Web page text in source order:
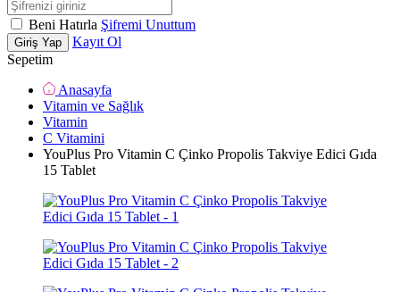
Beni Hatırla Şifremi Unuttum
Giriş Yap
Kayıt Ol
Sepetim
Anasayfa
Vitamin ve Sağlık
Vitamin
C Vitamini
YouPlus Pro Vitamin C Çinko Propolis Takviye Edici Gıda
15 Tablet